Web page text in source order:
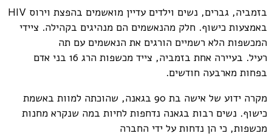
בזמביה, גברים, נשים וילדים עדיין מואשמים בהפצת וירוס HIV
באמצעות כישוף. חלק מהנאשמים הם מנהיגים בקהילה. ציידי
המכשפות הלא רשמיים הורגים את הנאשמים עם תה
רעיל. בעיירה אחת בזמביה, צייד מכשפות הרג 16 בני אדם
בפחות מארבעה חודשים.
מקרה ידוע של אישה בת 90 בגאנה, שהוכתה למוות באשמת
כישוף. נשים רבות בגאנה נדחפות לחיות במה שנקרא מחנות
מכשפות, כי הן נדחות על ידי החברה